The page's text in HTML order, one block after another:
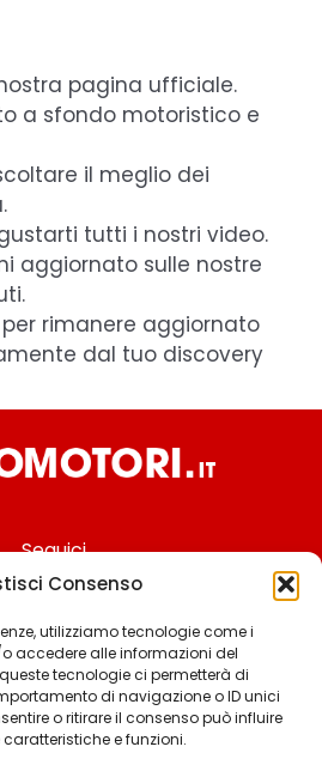
Consenso
utilizziamo tecnologie come i
accedere alle informazioni del
tecnologie ci permetterà di
di navigazione o ID unici
o ritirare il consenso può influire
e funzioni.
pagina ufficiale.
a sfondo motoristico e
il meglio dei
tutti i nostri video.
aggiornato sulle nostre
per rimanere aggiornato
dal tuo discovery
Seguici
Chi siamo
& Condizioni